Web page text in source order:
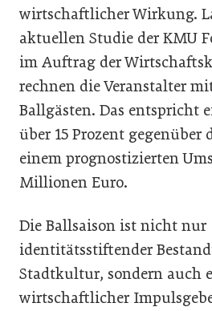
wirtschaftlicher Wirkung.
aktuellen Studie der KMU
im Auftrag der
rechnen die Veranstalter
Ballgästen. Das entspricht
über 15 Prozent gegenüber
einem prognostizierten
Millionen Euro.
Die Ballsaison ist nicht nur
identitätsstiftender
Stadtkultur, sondern auch
wirtschaftlicher